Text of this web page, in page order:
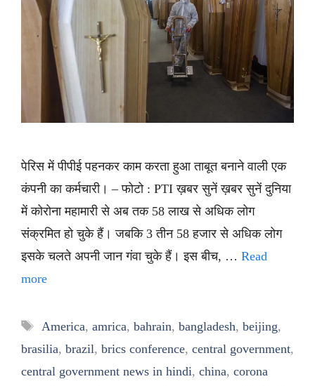
पेरिस में पीपीई पहनकर काम करता हुआ ताबूत बनाने वाली एक
कंपनी का कर्मचारी। – फोटो : PTI ख़बर सुनें ख़बर सुनें दुनिया
में कोरोना महामारी से अब तक 58 लाख से अधिक लोग
संक्रमित हो चुके हैं। जबकि 3 तीन 58 हजार से अधिक लोग
इसके चलते अपनी जान गंवा चुके हैं। इस बीच, … Read
more
Tags
America, amrica, bahrain, bangladesh, beijing,
brasilia, brazil, brics conference, central government,
central government news in hindi, china, corona